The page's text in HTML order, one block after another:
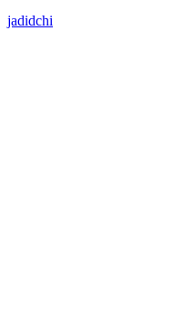
jadidchi